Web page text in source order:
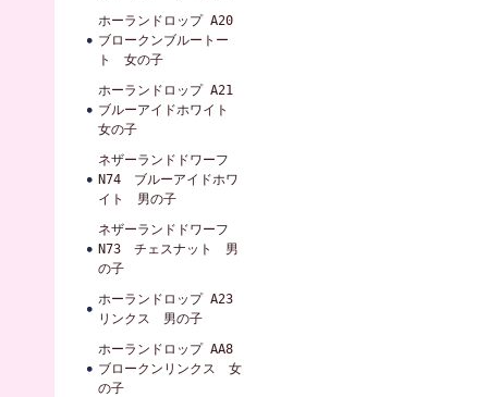
ホーランドロップ A20
ブロークンブルートー
ト 女の子
ホーランドロップ A21
ブルーアイドホワイト
女の子
ネザーランドドワーフ
N74 ブルーアイドホワ
イト 男の子
ネザーランドドワーフ
N73 チェスナット 男
の子
ホーランドロップ A23
リンクス 男の子
ホーランドロップ AA8
ブロークンリンクス 女
の子